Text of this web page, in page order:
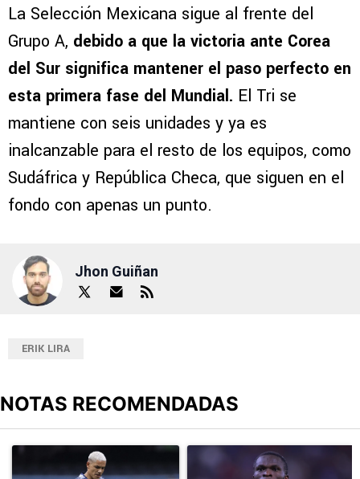
La Selección Mexicana sigue al frente del
Grupo A, debido a que la victoria ante Corea
del Sur significa mantener el paso perfecto en
esta primera fase del Mundial. El Tri se
mantiene con seis unidades y ya es
inalcanzable para el resto de los equipos, como
Sudáfrica y República Checa, que siguen en el
fondo con apenas un punto.
Jhon Guiñan
ERIK LIRA
NOTAS RECOMENDADAS
Un artículo de tendencia con el título "Revelan un detalle clave
Un artículo de tendencia con